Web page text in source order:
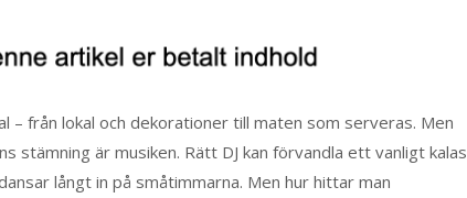
– från lokal och dekorationer till maten som serveras. Men
stämning är musiken. Rätt DJ kan förvandla ett vanligt kalas
långt in på småtimmarna. Men hur hittar man